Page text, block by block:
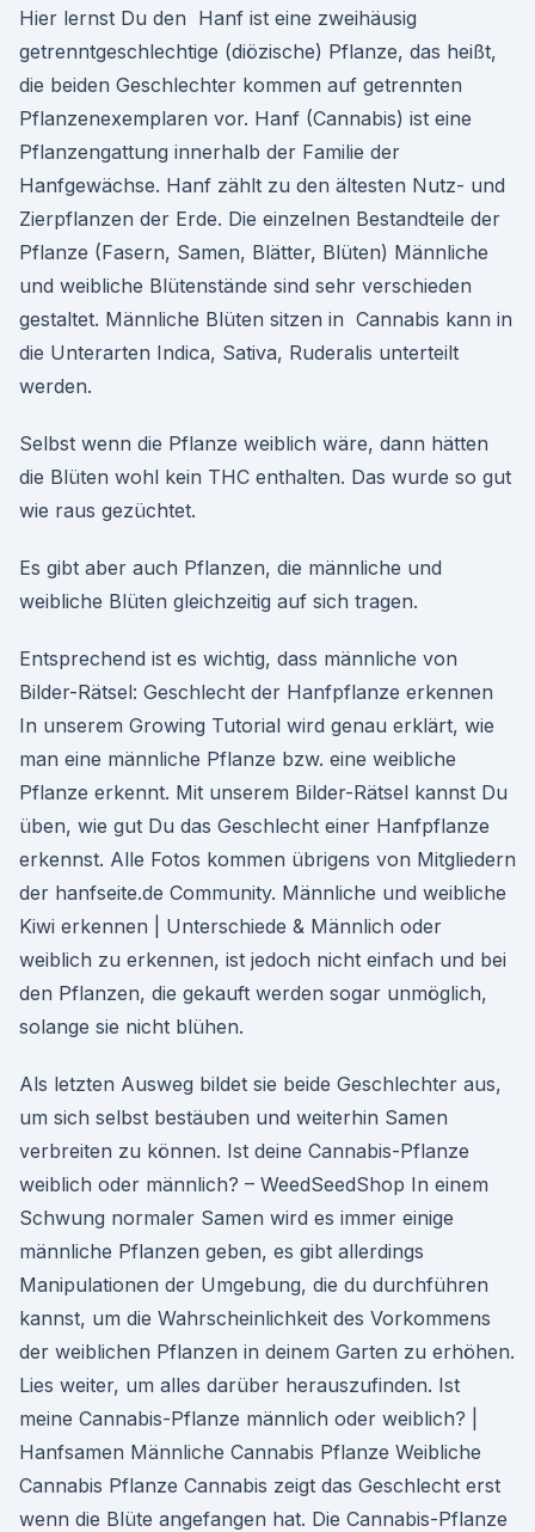
Hier lernst Du den Hanf ist eine zweihäusig
getrenntgeschlechtige (diözische) Pflanze, das heißt,
die beiden Geschlechter kommen auf getrennten
Pflanzenexemplaren vor. Hanf (Cannabis) ist eine
Pflanzengattung innerhalb der Familie der
Hanfgewächse. Hanf zählt zu den ältesten Nutz- und
Zierpflanzen der Erde. Die einzelnen Bestandteile der
Pflanze (Fasern, Samen, Blätter, Blüten) Männliche
und weibliche Blütenstände sind sehr verschieden
gestaltet. Männliche Blüten sitzen in Cannabis kann in
die Unterarten Indica, Sativa, Ruderalis unterteilt
werden.
Selbst wenn die Pflanze weiblich wäre, dann hätten
die Blüten wohl kein THC enthalten. Das wurde so gut
wie raus gezüchtet.
Es gibt aber auch Pflanzen, die männliche und
weibliche Blüten gleichzeitig auf sich tragen.
Entsprechend ist es wichtig, dass männliche von
Bilder-Rätsel: Geschlecht der Hanfpflanze erkennen
In unserem Growing Tutorial wird genau erklärt, wie
man eine männliche Pflanze bzw. eine weibliche
Pflanze erkennt. Mit unserem Bilder-Rätsel kannst Du
üben, wie gut Du das Geschlecht einer Hanfpflanze
erkennst. Alle Fotos kommen übrigens von Mitgliedern
der hanfseite.de Community. Männliche und weibliche
Kiwi erkennen | Unterschiede & Männlich oder
weiblich zu erkennen, ist jedoch nicht einfach und bei
den Pflanzen, die gekauft werden sogar unmöglich,
solange sie nicht blühen.
Als letzten Ausweg bildet sie beide Geschlechter aus,
um sich selbst bestäuben und weiterhin Samen
verbreiten zu können. Ist deine Cannabis-Pflanze
weiblich oder männlich? – WeedSeedShop In einem
Schwung normaler Samen wird es immer einige
männliche Pflanzen geben, es gibt allerdings
Manipulationen der Umgebung, die du durchführen
kannst, um die Wahrscheinlichkeit des Vorkommens
der weiblichen Pflanzen in deinem Garten zu erhöhen.
Lies weiter, um alles darüber herauszufinden. Ist
meine Cannabis-Pflanze männlich oder weiblich? |
Hanfsamen Männliche Cannabis Pflanze Weibliche
Cannabis Pflanze Cannabis zeigt das Geschlecht erst
wenn die Blüte angefangen hat. Die Cannabis-Pflanze